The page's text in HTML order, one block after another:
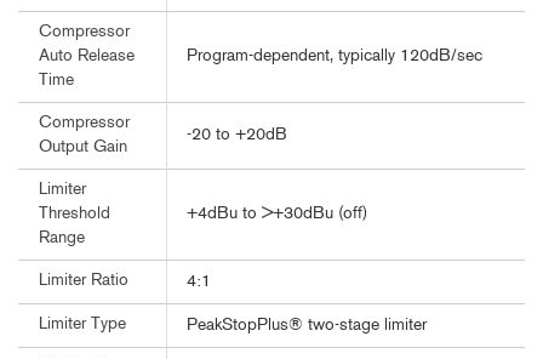
Compressor
Auto Release
Time
Program-dependent, typically 120dB/sec
Compressor
Output Gain
-20 to +20dB
Limiter
Threshold
Range
+4dBu to >+30dBu (off)
Limiter Ratio 4:1
Limiter Type PeakStopPlus® two-stage limiter